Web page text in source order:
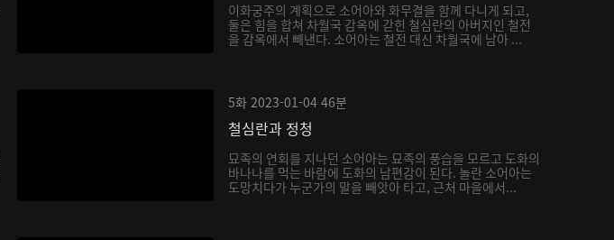
이화궁주의 계획으로 소어아와 화무결을 함께 다니게 되고,
둘은 힘을 합쳐 차월국 감옥에 갇힌 철심란의 아버지인 철전
을 감옥에서 빼낸다. 소어아는 철전 대신 차월국에 남아 ...
5화 2023-01-04 46분
철심란과 정청
묘족의 연회를 지나던 소어아는 묘족의 풍습을 모르고 도화의
바나나를 먹는 바람에 도화의 남편감이 된다. 놀란 소어아는
도망치다가 누군가의 말을 빼앗아 타고, 근처 마을에서...